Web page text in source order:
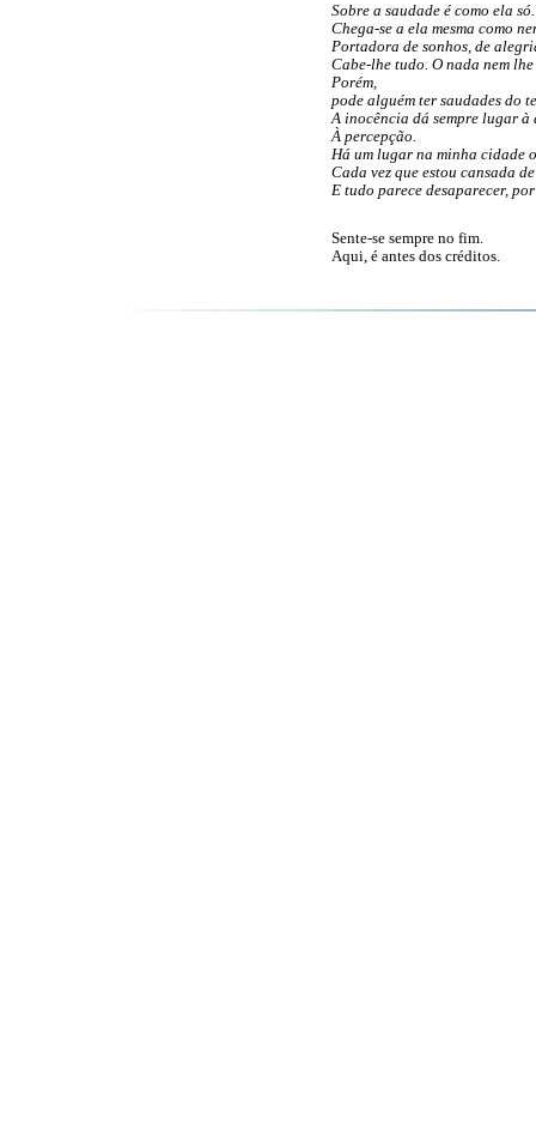
Sobre a saudade é como ela
Chega-se a ela mesma como
Portadora de sonhos, de
Cabe-lhe tudo. O nada nem lhe
Porém,
pode alguém ter saudades do
A inocência dá sempre lugar à
À percepção.
Há um lugar na minha cidade
Cada vez que estou cansada
E tudo parece desaparecer,
Sente-se sempre no fim.
Aqui, é antes dos créditos.